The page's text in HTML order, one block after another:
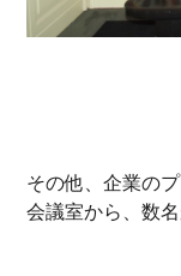
その他、企業の
会議室から、数